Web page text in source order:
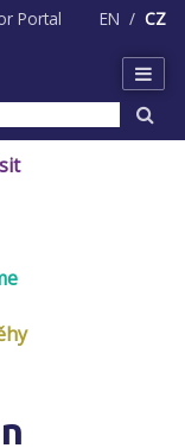
Portal EN CZ